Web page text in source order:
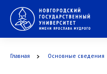
Главная Основные сведения